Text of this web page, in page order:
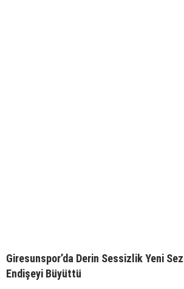
Giresunspor’da Derin Sessizlik Yeni
Endişeyi Büyüttü